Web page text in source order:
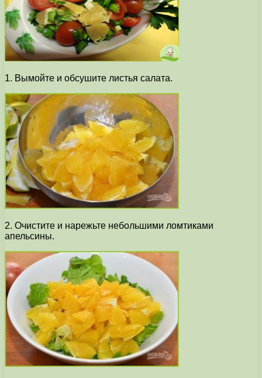
1. Вымойте и обсушите листья салата.
2. Очистите и нарежьте небольшими ломтиками
апельсины.